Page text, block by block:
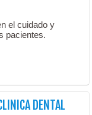
el cuidado y
pacientes.
DENTAL